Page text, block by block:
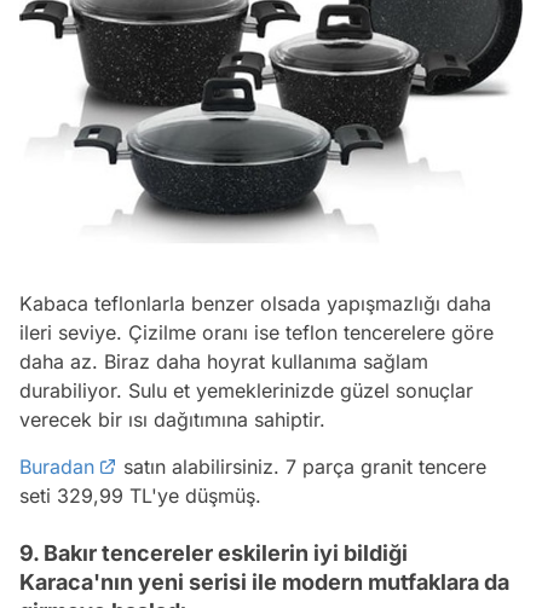
Kabaca teflonlarla benzer olsada yapışmazlığı daha
ileri seviye. Çizilme oranı ise teflon tencerelere göre
daha az. Biraz daha hoyrat kullanıma sağlam
durabiliyor. Sulu et yemeklerinizde güzel sonuçlar
verecek bir ısı dağıtımına sahiptir.
Buradan
satın alabilirsiniz. 7 parça granit tencere
seti 329,99 TL'ye düşmüş.
9. Bakır tencereler eskilerin iyi bildiği
Karaca'nın yeni serisi ile modern mutfaklara da